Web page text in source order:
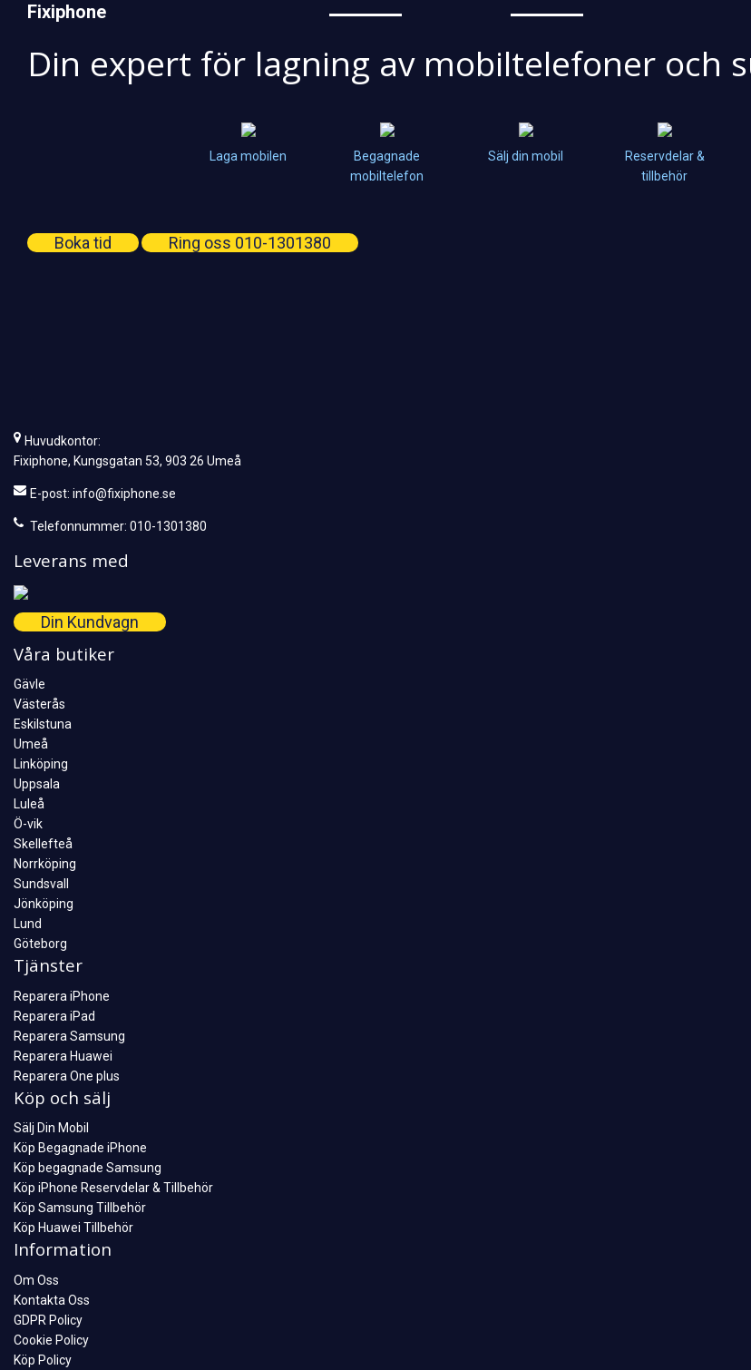
Fixiphone
Din expert för lagning av mobiltelefoner och
Laga mobilen
Begagnade
mobiltelefon
Sälj din mobil
Reservdelar &
tillbehör
Boka tid Ring oss 010-1301380
Huvudkontor:
Fixiphone, Kungsgatan 53, 903 26 Umeå
E-post: info@fixiphone.se
Telefonnummer: 010-1301380
Leverans med
Din Kundvagn
Våra butiker
Gävle
Västerås
Eskilstuna
Umeå
Linköping
Uppsala
Luleå
Ö-vik
Skellefteå
Norrköping
Sundsvall
Jönköping
Lund
Göteborg
Tjänster
Reparera iPhone
Reparera iPad
Reparera Samsung
Reparera Huawei
Reparera One plus
Köp och sälj
Sälj Din Mobil
Köp Begagnade iPhone
Köp begagnade Samsung
Köp iPhone Reservdelar & Tillbehör
Köp Samsung Tillbehör
Köp Huawei Tillbehör
Information
Om Oss
Kontakta Oss
GDPR Policy
Cookie Policy
Köp Policy